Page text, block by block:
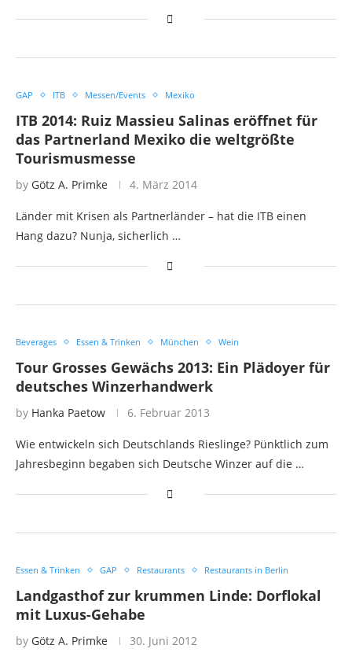
GAP ITB Messen/Events Mexiko
ITB 2014: Ruiz Massieu Salinas eröffnet für
das Partnerland Mexiko die weltgrößte
Tourismusmesse
by Götz A. Primke 4. März 2014
Länder mit Krisen als Partnerländer – hat die ITB einen
Hang dazu? Nunja, sicherlich …
Beverages Essen & Trinken München Wein
Tour Grosses Gewächs 2013: Ein Plädoyer für
deutsches Winzerhandwerk
by Hanka Paetow 6. Februar 2013
Wie entwickeln sich Deutschlands Rieslinge? Pünktlich zum
Jahresbeginn begaben sich Deutsche Winzer auf die …
Essen & Trinken GAP Restaurants Restaurants in Berlin
Landgasthof zur krummen Linde: Dorflokal
mit Luxus-Gehabe
by Götz A. Primke 30. Juni 2012